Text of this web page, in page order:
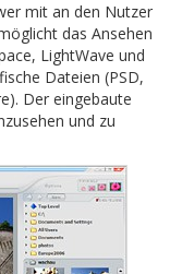
mit an den Nutzer
das Ansehen
LightWave und
Dateien (PSD,
Der eingebaute
und zu